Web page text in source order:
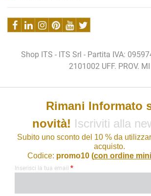
Shop ITS - ITS Srl - Partita IVA:
2101002 UFF. PROV. MI
Rimani Informato
novità! Iscriviti alla
Subito uno sconto del 10 % da
acquisto.
Codice: promo10 (con ordine
Inserisci la tua email *